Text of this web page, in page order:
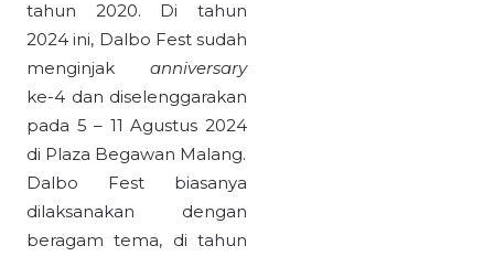
tahun 2020. Di tahun
2024 ini, Dalbo Fest sudah
menginjak anniversary
ke-4 dan diselenggarakan
pada 5 – 11 Agustus 2024
di Plaza Begawan Malang.
Dalbo Fest biasanya
dilaksanakan dengan
beragam tema, di tahun